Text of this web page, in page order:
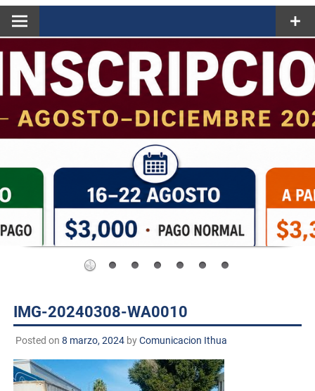
IMG-20240308-WA0010
Posted on 8 marzo, 2024byComunicacion Ithua